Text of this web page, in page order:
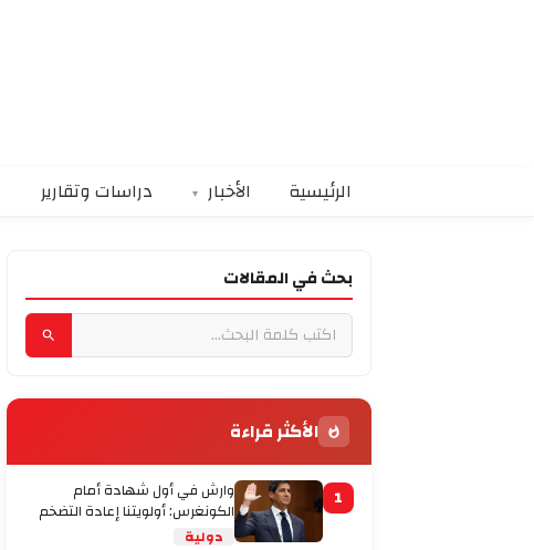
الرئيسية الأخبار دراسات وتقارير
بحث في المقالات
الأكثر قراءة
1 وارش في أول شهادة أمام
الكونغرس: أولويتنا إعادة التضخم
إلى المستهدف
دولية